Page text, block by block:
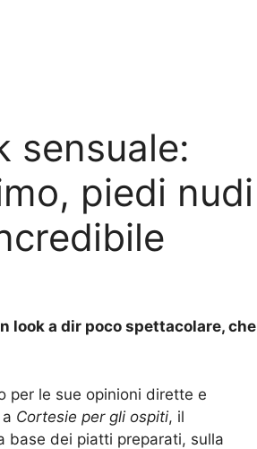
sensuale:
piedi nudi
look a dir poco spettacolare, che
per le sue opinioni dirette e
Cortesie per gli ospiti, il
base dei piatti preparati, sulla